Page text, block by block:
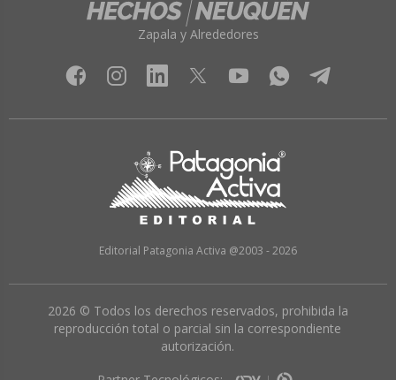
Zapala y Alrededores
Editorial Patagonia Activa @2003 - 2026
2026 © Todos los derechos reservados, prohibida la
reproducción total o parcial sin la correspondiente
autorización.